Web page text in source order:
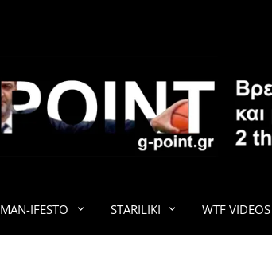
G-
MAN-IFESTO STARILIKI WTF VIDEOS